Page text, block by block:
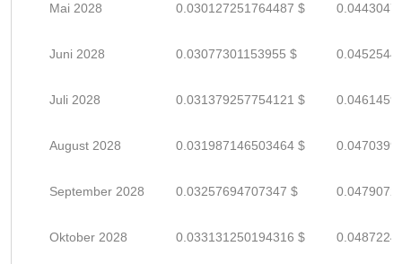
Mai 2028 0.030127251764487 $
Juni 2028 0.03077301153955 $
Juli 2028 0.031379257754121 $
August 2028 0.031987146503464 $
September 2028 0.03257694707347 $
Oktober 2028 0.033131250194316 $